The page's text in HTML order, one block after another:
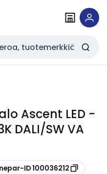
Ascent LED -
DALI/SW VA
ID 100036212